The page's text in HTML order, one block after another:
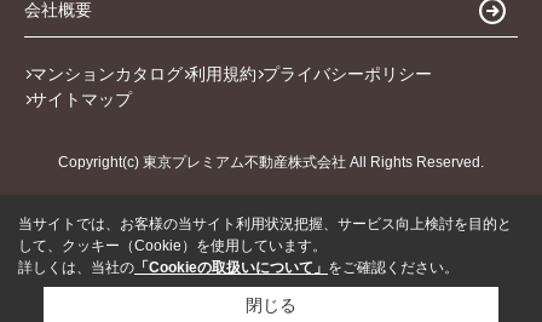
会社概要
マンションカタログ 利用規約 プライバシーポリシー
サイトマップ
Copyright(c) 東京プレミアム不動産株式会社 All Rights Reserved.
当サイトでは、お客様の当サイト利用状況把握、サービス向上検討を目的と
して、クッキー（Cookie）を使用しています。
詳しくは、当社の 「Cookieの取扱いについて」 をご確認ください。
閉じる